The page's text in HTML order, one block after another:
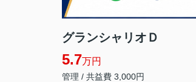
グランシャリオＤ
5.7万円
管理 / 共益費 3,000円